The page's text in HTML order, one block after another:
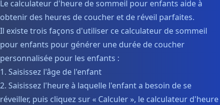
Le calculateur d'heure de sommeil pour enfants aide à
obtenir des heures de coucher et de réveil parfaites.
Il existe trois façons d'utiliser ce calculateur de sommeil
pour enfants pour générer une durée de coucher
personnalisée pour les enfants :
1. Saisissez l'âge de l'enfant
2. Saisissez l'heure à laquelle l'enfant a besoin de se
réveiller, puis cliquez sur « Calculer », le calculateur d'heure